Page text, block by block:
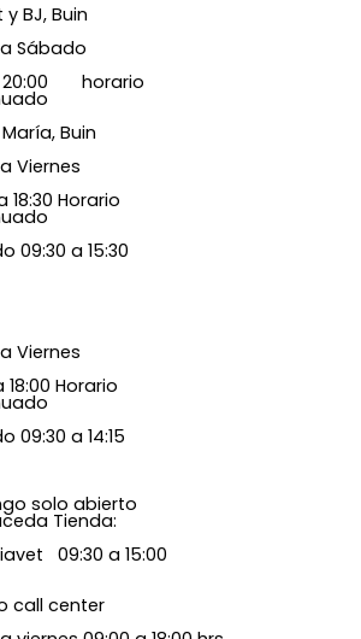
BJ, Buin
Sábado
20:00 horario
Buin
Viernes
18:30 Horario
09:30 a 15:30
Viernes
18:00 Horario
09:30 a 14:15
solo abierto
Tienda:
09:30 a 15:00
call center